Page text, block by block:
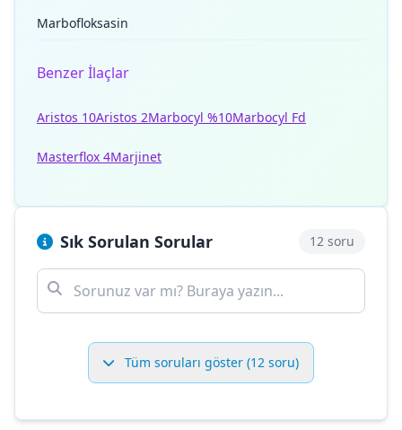
Marbofloksasin
Benzer İlaçlar
Aristos 10Aristos 2Marbocyl %10Marbocyl Fd
Masterflox 4Marjinet
Sık Sorulan Sorular 12 soru
Tüm soruları göster (12 soru)